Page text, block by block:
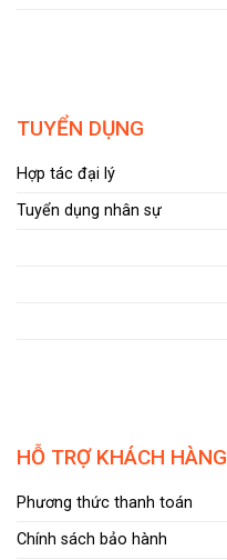
TUYỂN DỤNG
Hợp tác đại lý
Tuyển dụng nhân sự
HỖ TRỢ KHÁCH HÀNG
Phương thức thanh toán
Chính sách bảo hành